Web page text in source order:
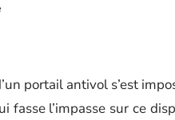
portail antivol s’est
l’impasse sur ce